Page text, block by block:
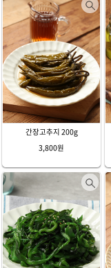
간장고추지 200g
3,800원